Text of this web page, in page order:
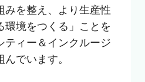
みを整え、より生産性
環境をつくる」ことを
ティー＆インクルージ
でいます。